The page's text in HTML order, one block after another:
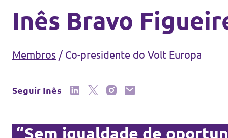
Contactos
Inês Bravo
Membros / Co-presidente do Volt Europa
Seguir Inês
“Sem igualdade de